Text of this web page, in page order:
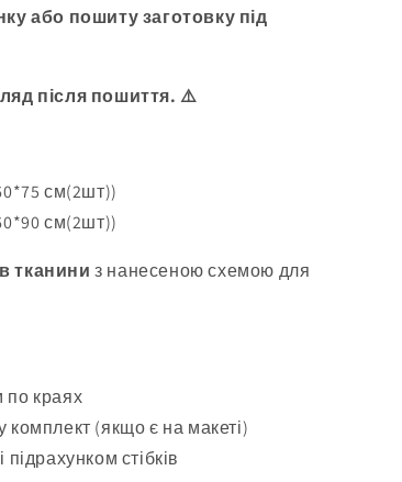
або пошиту заготовку під
після пошиття. ⚠️
см(2шт))
см(2шт))
тканиниз нанесеною схемою для
по краях
(якщо є на макеті)
стібків